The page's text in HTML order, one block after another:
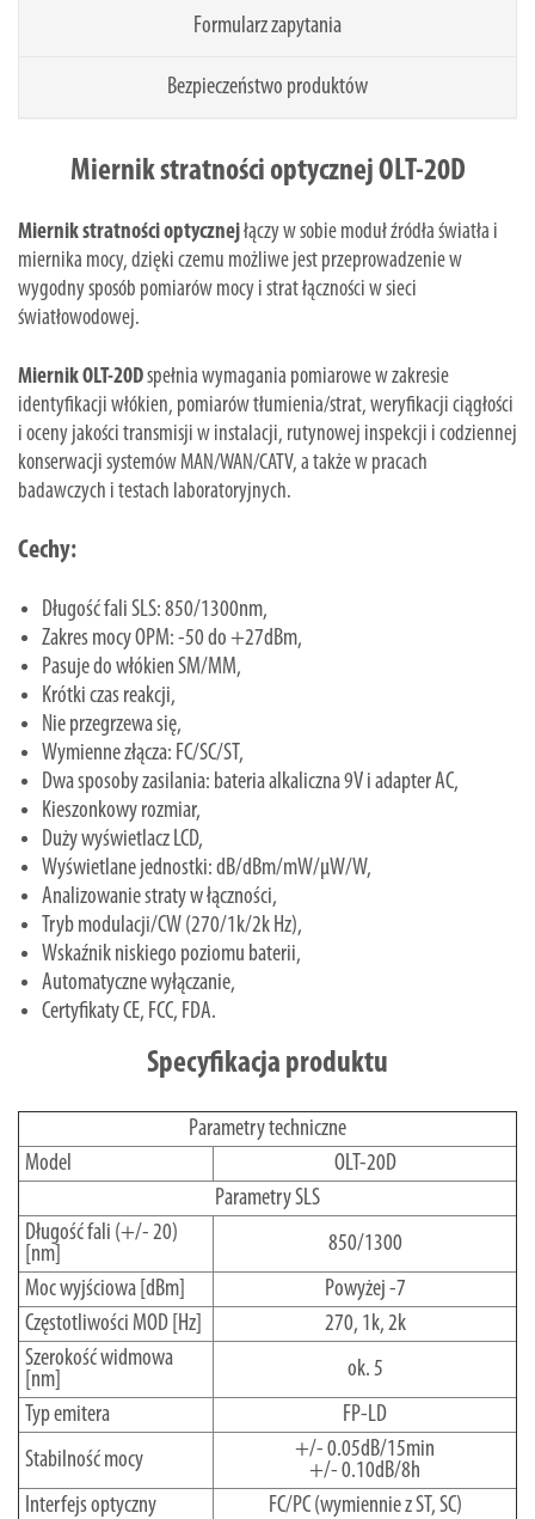
Formularz zapytania
Bezpieczeństwo produktów
Miernik stratności optycznej OLT-20D
Miernik stratności optycznejłączy w sobie moduł źródła światła i
miernika mocy, dzięki czemu możliwe jest przeprowadzenie w
wygodny sposób pomiarów mocy i strat łączności w sieci
światłowodowej.
Miernik OLT-20Dspełnia wymagania pomiarowe w zakresie
identyfikacji włókien, pomiarów tłumienia/strat, weryfikacji ciągłości
i oceny jakości transmisji w instalacji, rutynowej inspekcji i codziennej
konserwacji systemów MAN/WAN/CATV, a także w pracach
badawczych i testach laboratoryjnych.
Cechy:
Długość fali SLS: 850/1300nm,
Zakres mocy OPM: -50 do +27dBm,
Pasuje do włókien SM/MM,
Krótki czas reakcji,
Nie przegrzewa się,
Wymienne złącza: FC/SC/ST,
Dwa sposoby zasilania: bateria alkaliczna 9V i adapter AC,
Kieszonkowy rozmiar,
Duży wyświetlacz LCD,
Wyświetlane jednostki: dB/dBm/mW/µW/W,
Analizowanie straty w łączności,
Tryb modulacji/CW (270/1k/2k Hz),
Wskaźnik niskiego poziomu baterii,
Automatyczne wyłączanie,
Certyfikaty CE, FCC, FDA.
Specyfikacja produktu
Parametry techniczne
Model
OLT-20D
Parametry SLS
Długość fali (+/- 20)
[nm]
850/1300
Moc wyjściowa [dBm]
Powyżej -7
Częstotliwości MOD [Hz]
270, 1k, 2k
Szerokość widmowa
[nm]
ok. 5
Typ emitera
FP-LD
Stabilność mocy
+/- 0.05dB/15min
+/- 0.10dB/8h
Interfejs optyczny
FC/PC (wymiennie z ST, SC)